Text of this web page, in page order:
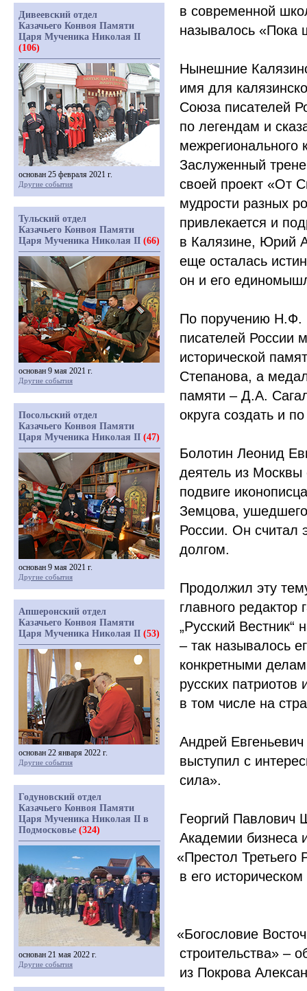
в современной
называлось «Пока
Нынешние
имя для
Союза писателей
по легендам и
межрегионального
Заслуженный
своей проект «От
мудрости разных
привлекается и
в Калязине, Юрий
еще осталась
он и его
По поручению Н.Ф.
писателей России
исторической
Степанова, а
памяти – Д.А.
округа создать и
Болотин Леонид
деятель из Москвы
подвиге
Земцова,
России. Он считал
долгом.
Продолжил эту
главного редактор
„Русский
– так называлось
конкретными
русских
в том числе на
Андрей
выступил с
сила».
Георгий Павлович
Академии бизнеса
«Престол Третьего
в его
«Богословие
строительства» –
из Покрова
Дивеевский отдел
Казачьего Конвоя Памяти
Царя Мученика Николая II
(106)
основан 25 февраля 2021 г.
Другие события
Тульский отдел
Казачьего Конвоя Памяти
Царя Мученика Николая II (66)
основан 9 мая 2021 г.
Другие события
Посольский отдел
Казачьего Конвоя Памяти
Царя Мученика Николая II (47)
основан 9 мая 2021 г.
Другие события
Апшеронский отдел
Казачьего Конвоя Памяти
Царя Мученика Николая II (53)
основан 22 января 2022 г.
Другие события
Годуновский отдел
Казачьего Конвоя Памяти
Царя Мученика Николая II в
Подмосковье (324)
основан 21 мая 2022 г.
Другие события